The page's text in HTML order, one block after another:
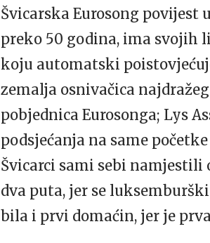
Švicarska Eurosong povijest
preko 50 godina, ima svojih
koju automatski
zemalja osnivačica
pobjednica Eurosonga; Lys
podsjećanja na same
Švicarci sami sebi namjestili
dva puta, jer se
bila i prvi domaćin, jer je